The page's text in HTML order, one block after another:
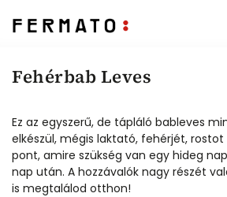
Fehérbab Leves
Ez az egyszerű, de tápláló bableves
elkészül, mégis laktató, fehérjét,
pont, amire szükség van egy hideg
nap után. A hozzávalók nagy részét
is megtalálod otthon!